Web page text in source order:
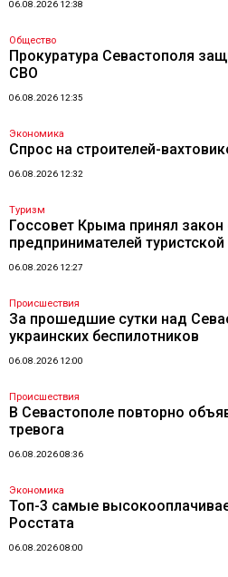
06.08.2026 12:38
Общество
Прокуратура Севастополя
СВО
06.08.2026 12:35
Экономика
Спрос на строителей-
06.08.2026 12:32
Туризм
Госсовет Крыма принял
предпринимателей туристской
06.08.2026 12:27
Происшествия
За прошедшие сутки над
украинских беспилотников
06.08.2026 12:00
Происшествия
В Севастополе повторно
тревога
06.08.2026 08:36
Экономика
Топ-3 самые
Росстата
06.08.2026 08:00